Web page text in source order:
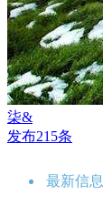
柒&
发布215条
最新信息